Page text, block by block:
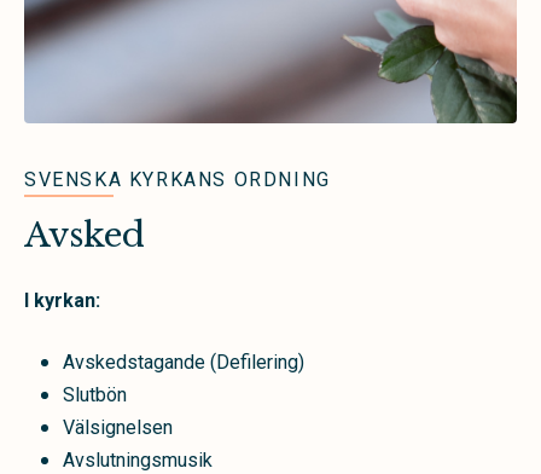
SVENSKA KYRKANS ORDNING
Avsked
I kyrkan:
Avskedstagande (Defilering)
Slutbön
Välsignelsen
Avslutningsmusik